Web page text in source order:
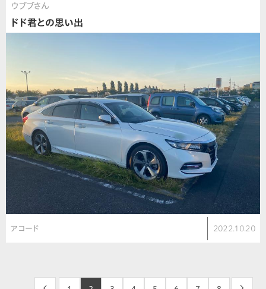
ウブブさん
ドド君との思い出
アコード 2022.10.20